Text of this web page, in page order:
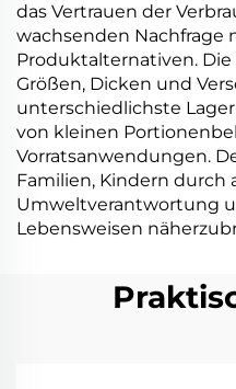
das Vertrauen der
wachsenden Nachfrage
Produktalternativen.
Größen, Dicken und
unterschiedlichste
von kleinen
Vorratsanwendungen.
Familien, Kindern durch
Umweltverantwortung
Lebensweisen